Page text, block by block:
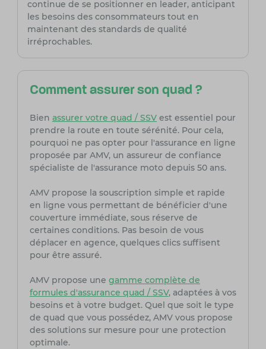
continue de se positionner en leader, anticipant
les besoins des consommateurs tout en
maintenant des standards de qualité
irréprochables.
Comment assurer son quad ?
Bien assurer votre quad / SSVest essentiel pour
prendre la route en toute sérénité. Pour cela,
pourquoi ne pas opter pour l'assurance en ligne
proposée par AMV, un assureur de confiance
spécialiste de l'assurance moto depuis 50 ans.
AMV propose la souscription simple et rapide
en ligne vous permettant de bénéficier d'une
couverture immédiate, sous réserve de
certaines conditions. Pas besoin de vous
déplacer en agence, quelques clics suffisent
pour être assuré.
AMV propose une gamme complète de
formules d'assurance quad / SSV, adaptées à vos
besoins et à votre budget. Quel que soit le type
de quad que vous possédez, AMV vous propose
des solutions sur mesure pour une protection
optimale.